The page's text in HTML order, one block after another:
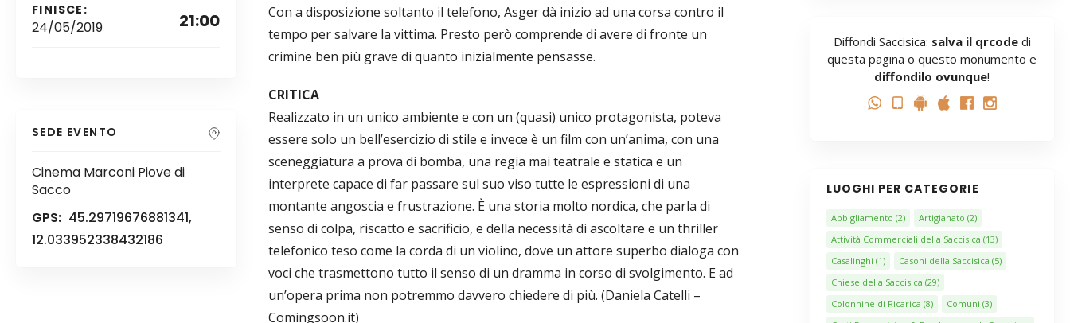
FINISCE:
24/05/2019 21:00
SEDE EVENTO
Cinema Marconi Piove di
Sacco
GPS: 45.29719676881341,
12.033952338432186
Con a disposizione soltanto il telefono, Asger dà inizio ad una corsa contro il
tempo per salvare la vittima. Presto però comprende di avere di fronte un
crimine ben più grave di quanto inizialmente pensasse.
CRITICA
Realizzato in un unico ambiente e con un (quasi) unico protagonista, poteva
essere solo un bell’esercizio di stile e invece è un film con un’anima, con una
sceneggiatura a prova di bomba, una regia mai teatrale e statica e un
interprete capace di far passare sul suo viso tutte le espressioni di una
montante angoscia e frustrazione. È una storia molto nordica, che parla di
senso di colpa, riscatto e sacrificio, e della necessità di ascoltare e un thriller
telefonico teso come la corda di un violino, dove un attore superbo dialoga con
voci che trasmettono tutto il senso di un dramma in corso di svolgimento. E ad
un’opera prima non potremmo davvero chiedere di più. (Daniela Catelli –
Comingsoon.it)
Diffondi Saccisica: salva il qrcodedi
questa pagina o questo monumento e
diffondilo ovunque!
LUOGHI PER CATEGORIE
Abbigliamento (2) Artigianato (2)
Attività Commerciali della Saccisica (13)
Casalinghi (1) Casoni della Saccisica (5)
Chiese della Saccisica (29)
Colonnine di Ricarica (8) Comuni (3)